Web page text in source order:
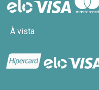
À vista